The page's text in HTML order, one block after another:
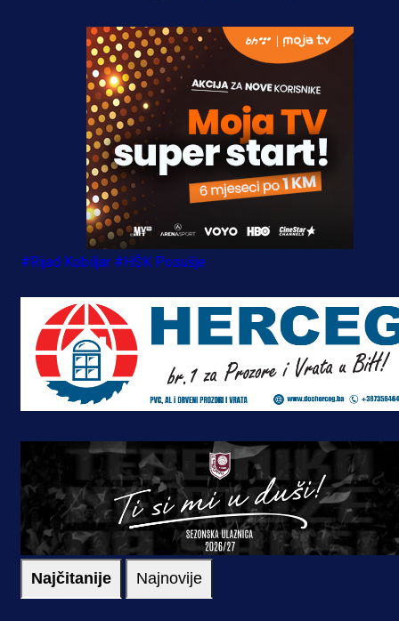
#Rijad Kobiljar #HŠK Posušje
Najčitanije Najnovije